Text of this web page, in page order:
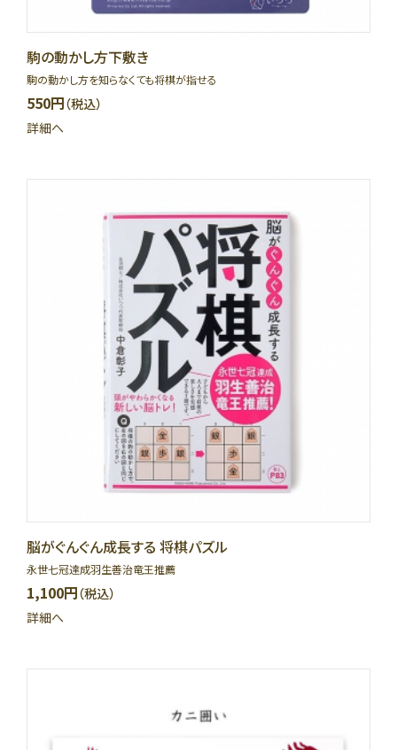
駒の動かし方下敷き
駒の動かし方を知らなくても将棋が指せる
550円（税込）
詳細へ
脳がぐんぐん成長する 将棋パズル
永世七冠達成羽生善治竜王推薦
1,100円（税込）
詳細へ